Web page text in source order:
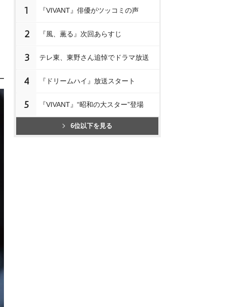
1 『VIVANT』俳優がツッコミの声
2 『風、薫る』次回あらすじ
3 テレ東、東野さん追悼でドラマ放送
4 『ドリームハイ』放送スタート
5 『VIVANT』“昭和の大スター”登場
6位以下を見る